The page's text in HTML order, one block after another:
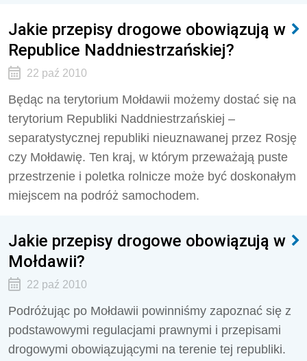
Jakie przepisy drogowe obowiązują w
Republice Naddniestrzańskiej?
22 paź 2010
Będąc na terytorium Mołdawii możemy dostać się na
terytorium Republiki Naddniestrzańskiej –
separatystycznej republiki nieuznawanej przez Rosję
czy Mołdawię. Ten kraj, w którym przeważają puste
przestrzenie i poletka rolnicze może być doskonałym
miejscem na podróż samochodem.
Jakie przepisy drogowe obowiązują w
Mołdawii?
22 paź 2010
Podróżując po Mołdawii powinniśmy zapoznać się z
podstawowymi regulacjami prawnymi i przepisami
drogowymi obowiązującymi na terenie tej republiki.